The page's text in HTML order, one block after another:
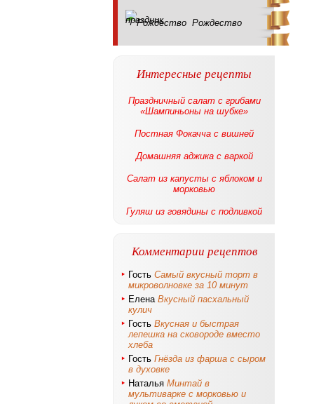
праздник Рождество
Интересные рецепты
Праздничный салат с грибами
«Шампиньоны на шубке»
Постная Фокачча с вишней
Домашняя аджика с варкой
Салат из капусты с яблоком и
морковью
Гуляш из говядины с подливкой
Комментарии рецептов
Гость Самый вкусный торт в
микроволновке за 10 минут
Елена Вкусный пасхальный
кулич
Гость Вкусная и быстрая
лепешка на сковороде вместо
хлеба
Гость Гнёзда из фарша с сыром
в духовке
Наталья Минтай в
мультиварке с морковью и